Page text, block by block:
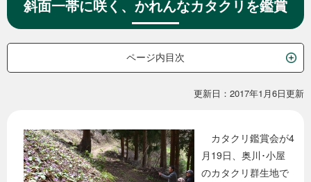
斜面一帯に咲く、かれんなカタクリを鑑賞
ページ内目次
更新日：2017年1月6日更新
カタクリ鑑賞会が4
月19日、奥川･小屋
のカタクリ群生地で